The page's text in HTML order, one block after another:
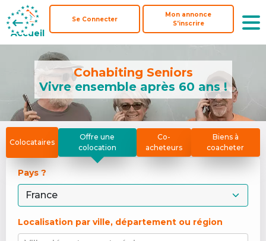
Accueil
Se Connecter
Mon annonce
S'inscrire
Accueil
Se Connecter
Mon annonce
S'inscrire
Cohabiting Seniors
Vivre ensemble après 60 ans !
Colocataires
Offre une
colocation
Co-
acheteurs
Biens à
coacheter
Pays ?
Localisation par ville, département ou région